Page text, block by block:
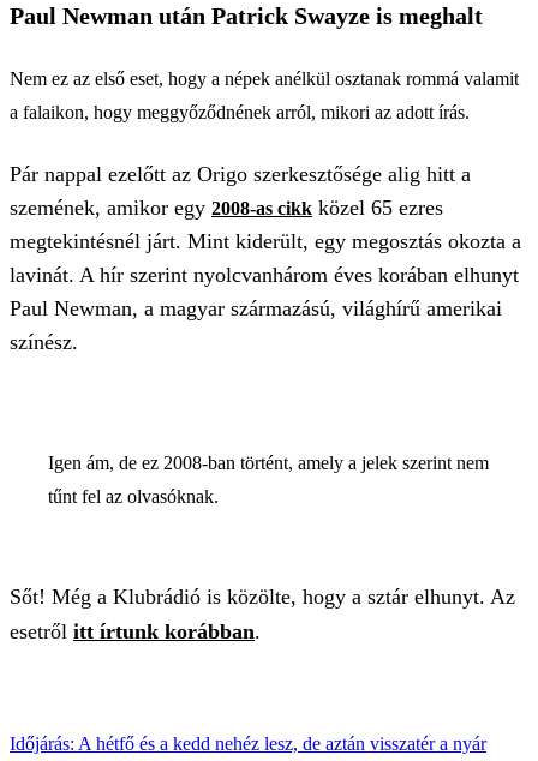
Paul Newman után Patrick Swayze is meghalt
Nem ez az első eset, hogy a népek anélkül osztanak rommá valamit
a falaikon, hogy meggyőződnének arról, mikori az adott írás.
Pár nappal ezelőtt az Origo szerkesztősége alig hitt a
szemének, amikor egy 2008-as cikk közel 65 ezres
megtekintésnél járt. Mint kiderült, egy megosztás okozta a
lavinát. A hír szerint nyolcvanhárom éves korában elhunyt
Paul Newman, a magyar származású, világhírű amerikai
színész.
Igen ám, de ez 2008-ban történt, amely a jelek szerint nem
tűnt fel az olvasóknak.
Sőt! Még a Klubrádió is közölte, hogy a sztár elhunyt. Az
esetről itt írtunk korábban.
Időjárás: A hétfő és a kedd nehéz lesz, de aztán visszatér a nyár